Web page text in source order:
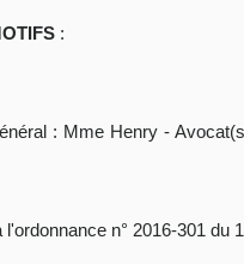
:
: Mme Henry -
n° 2016-301 du